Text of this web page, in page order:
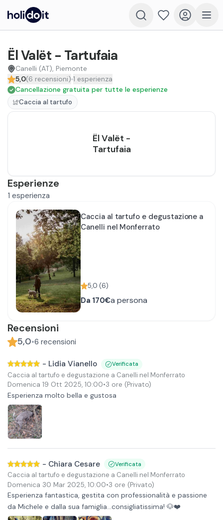
Ël Valët - Tartufaia
Canelli (AT), Piemonte
5,0(6 recensioni) 1 esperienza
Cancellazione gratuita per tutte le esperienze
Caccia al tartufo
Esperienze
1 esperienza
Caccia al tartufo e degustazione a
Canelli nel Monferrato
5,0 (6)
Da 170€a persona
Recensioni
5,0•6 recensioni
- Lidia Vianello Verificata
Caccia al tartufo e degustazione a Canelli nel Monferrato
Domenica 19 Ott 2025, 10:00•3 ore (Privato)
Esperienza molto bella e gustosa
- Chiara Cesare Verificata
Caccia al tartufo e degustazione a Canelli nel Monferrato
Domenica 30 Mar 2025, 10:00•3 ore (Privato)
Esperienza fantastica, gestita con professionalità e passione
da Michele e dalla sua famiglia...consigliatissima! 🐶❤️
Ël Valët -
Tartufaia